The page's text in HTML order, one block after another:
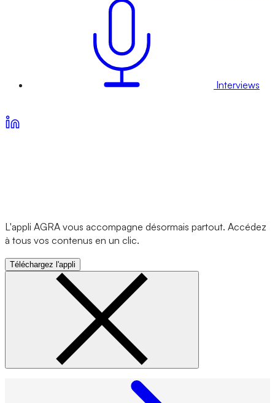
Interviews
L'appli AGRA vous accompagne désormais partout. Accédez
à tous vos contenus en un clic.
Téléchargez l'appli